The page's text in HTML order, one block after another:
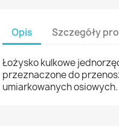
Opis Szczegóły
Łożysko kulkowe
przeznaczone do
umiarkowanych osiowych.